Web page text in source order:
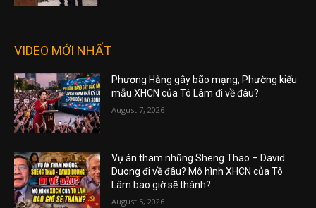
VIDEO MỚI NHẤT
Phương Hằng gây bão mạng, Phường kiểu
mẫu XHCN của Tô Lâm đi về đâu?
August 7, 2026
Vụ án tham nhũng Sheng Thao – David
Duong đi về đâu? Mô hình XHCN của Tô
Lâm bao giờ sẽ thành?
August 5, 2026